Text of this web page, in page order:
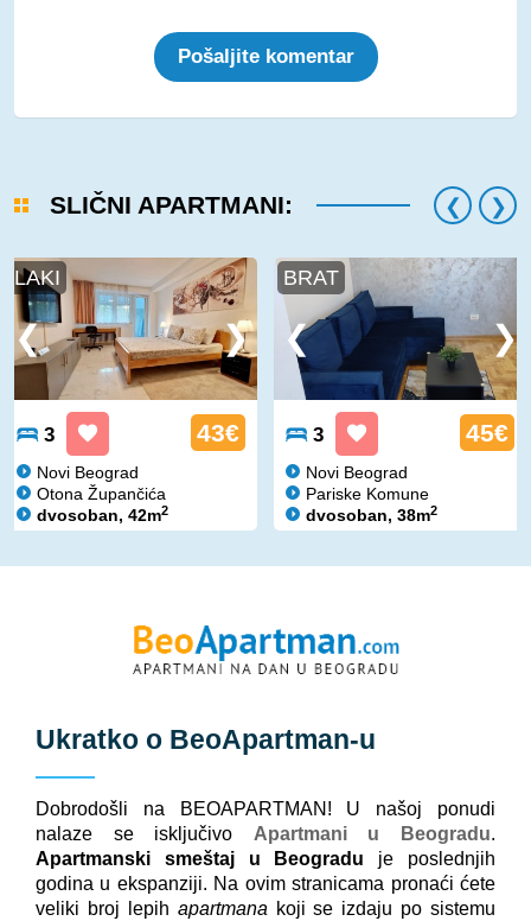
Pošaljite komentar
SLIČNI APARTMANI:
LAKI
3 43€
Novi Beograd
Otona Župančića
dvosoban, 42m2
BRAT
3 45€
Novi Beograd
Pariske Komune
dvosoban, 38m2
Ukratko o BeoApartman-u
Dobrodošli na BEOAPARTMAN! U našoj ponudi
nalaze se isključivo Apartmani u Beogradu.
Apartmanski smeštaj u Beogradu je poslednjih
godina u ekspanziji. Na ovim stranicama pronaći ćete
veliki broj lepih apartmana koji se izdaju po sistemu